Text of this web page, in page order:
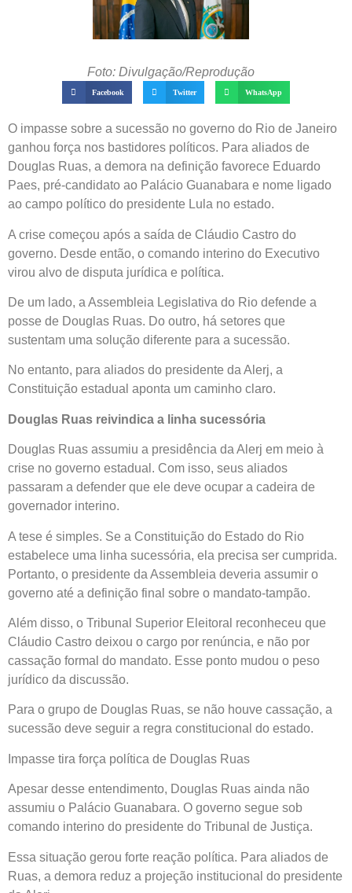
Foto: Divulgação/Reprodução
Facebook Twitter WhatsApp
O impasse sobre a sucessão no governo do Rio de Janeiro
ganhou força nos bastidores políticos. Para aliados de
Douglas Ruas, a demora na definição favorece Eduardo
Paes, pré-candidato ao Palácio Guanabara e nome ligado
ao campo político do presidente Lula no estado.
A crise começou após a saída de Cláudio Castro do
governo. Desde então, o comando interino do Executivo
virou alvo de disputa jurídica e política.
De um lado, a Assembleia Legislativa do Rio defende a
posse de Douglas Ruas. Do outro, há setores que
sustentam uma solução diferente para a sucessão.
No entanto, para aliados do presidente da Alerj, a
Constituição estadual aponta um caminho claro.
Douglas Ruas reivindica a linha sucessória
Douglas Ruas assumiu a presidência da Alerj em meio à
crise no governo estadual. Com isso, seus aliados
passaram a defender que ele deve ocupar a cadeira de
governador interino.
A tese é simples. Se a Constituição do Estado do Rio
estabelece uma linha sucessória, ela precisa ser cumprida.
Portanto, o presidente da Assembleia deveria assumir o
governo até a definição final sobre o mandato-tampão.
Além disso, o Tribunal Superior Eleitoral reconheceu que
Cláudio Castro deixou o cargo por renúncia, e não por
cassação formal do mandato. Esse ponto mudou o peso
jurídico da discussão.
Para o grupo de Douglas Ruas, se não houve cassação, a
sucessão deve seguir a regra constitucional do estado.
Impasse tira força política de Douglas Ruas
Apesar desse entendimento, Douglas Ruas ainda não
assumiu o Palácio Guanabara. O governo segue sob
comando interino do presidente do Tribunal de Justiça.
Essa situação gerou forte reação política. Para aliados de
Ruas, a demora reduz a projeção institucional do presidente